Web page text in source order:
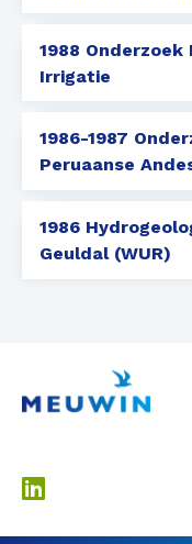
1988 Onderzoek
Irrigatie
1986-1987
Peruaanse
1986
Geuldal (WUR)